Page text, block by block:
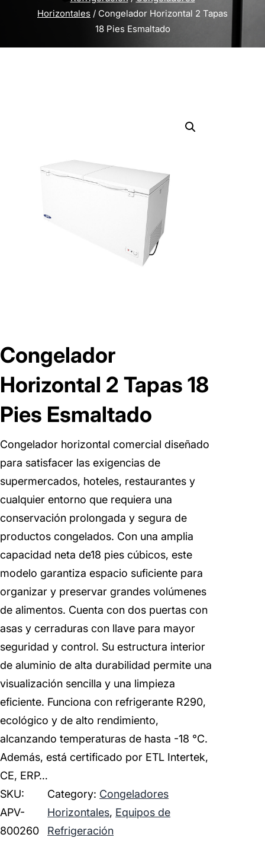
Horizontales / Congelador Horizontal 2 Tapas
18 Pies Esmaltado
Congelador
Horizontal 2 Tapas 18
Pies Esmaltado
Congelador horizontal comercial diseñado
para satisfacer las exigencias de
supermercados, hoteles, restaurantes y
cualquier entorno que requiera una
conservación prolongada y segura de
productos congelados. Con una amplia
capacidad neta de18 pies cúbicos, este
modelo garantiza espacio suficiente para
organizar y preservar grandes volúmenes
de alimentos. Cuenta con dos puertas con
asas y cerraduras con llave para mayor
seguridad y control. Su estructura interior
de aluminio de alta durabilidad permite una
visualización sencilla y una limpieza
eficiente. Funciona con refrigerante R290,
ecológico y de alto rendimiento,
alcanzando temperaturas de hasta -18 °C.
Además, está certificado por ETL Intertek,
CE, ERP…
SKU:
APV-
800260
Category: Congeladores
Horizontales, Equipos de
Refrigeración